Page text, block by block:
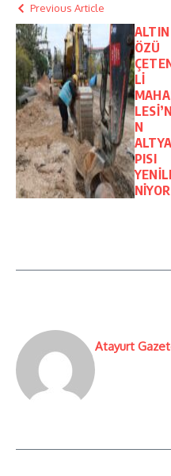
Previous Article
ALTIN
ÖZÜ
Lİ
N
ALTYA
PISI
NİYOR
Atayurt